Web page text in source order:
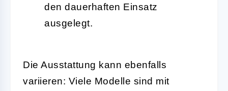
den dauerhaften Einsatz
ausgelegt.
Die Ausstattung kann ebenfalls
variieren: Viele Modelle sind mit